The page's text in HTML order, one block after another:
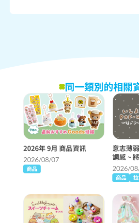
同一類別的相關
2026年 9月 商品資訊
2026/08/07
商品
意志薄
調感 ~
2026/
商品